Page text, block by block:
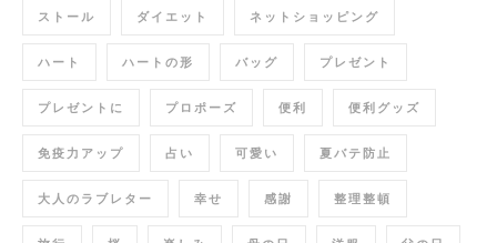
ストール ダイエット ネットショッピング
ハート ハートの形 バッグ プレゼント
プレゼントに プロポーズ 便利 便利グッズ
免疫力アップ 占い 可愛い 夏バテ防止
大人のラブレター 幸せ 感謝 整理整頓